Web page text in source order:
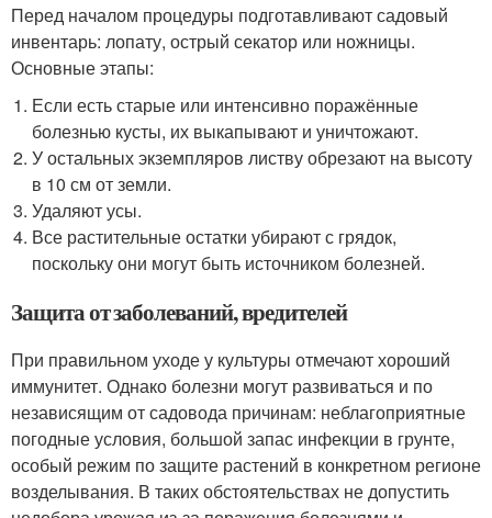
Перед началом процедуры подготавливают садовый
инвентарь: лопату, острый секатор или ножницы.
Основные этапы:
Если есть старые или интенсивно поражённые
болезнью кусты, их выкапывают и уничтожают.
У остальных экземпляров листву обрезают на высоту
в 10 см от земли.
Удаляют усы.
Все растительные остатки убирают с грядок,
поскольку они могут быть источником болезней.
Защита от заболеваний, вредителей
При правильном уходе у культуры отмечают хороший
иммунитет. Однако болезни могут развиваться и по
независящим от садовода причинам: неблагоприятные
погодные условия, большой запас инфекции в грунте,
особый режим по защите растений в конкретном регионе
возделывания. В таких обстоятельствах не допустить